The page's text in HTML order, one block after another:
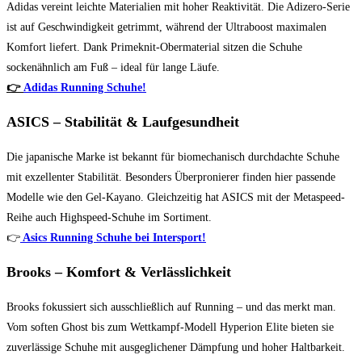
Adidas vereint leichte Materialien mit hoher Reaktivität. Die Adizero-Serie
ist auf Geschwindigkeit getrimmt, während der Ultraboost maximalen
Komfort liefert. Dank Primeknit-Obermaterial sitzen die Schuhe
sockenähnlich am Fuß – ideal für lange Läufe.
👉 Adidas Running Schuhe!
ASICS – Stabilität & Laufgesundheit
Die japanische Marke ist bekannt für biomechanisch durchdachte Schuhe
mit exzellenter Stabilität. Besonders Überpronierer finden hier passende
Modelle wie den Gel-Kayano. Gleichzeitig hat ASICS mit der Metaspeed-
Reihe auch Highspeed-Schuhe im Sortiment.
👉 Asics Running Schuhe bei Intersport!
Brooks – Komfort & Verlässlichkeit
Brooks fokussiert sich ausschließlich auf Running – und das merkt man.
Vom soften Ghost bis zum Wettkampf-Modell Hyperion Elite bieten sie
zuverlässige Schuhe mit ausgeglichener Dämpfung und hoher Haltbarkeit.